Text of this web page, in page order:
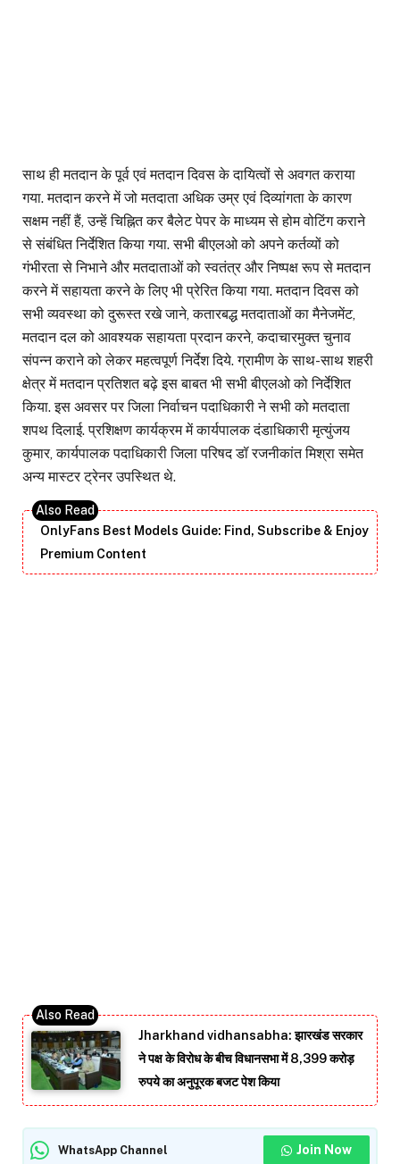
साथ ही मतदान के पूर्व एवं मतदान दिवस के दायित्वों से अवगत कराया
गया. मतदान करने में जो मतदाता अधिक उम्र एवं दिव्यांगता के कारण
सक्षम नहीं हैं, उन्हें चिह्नित कर बैलेट पेपर के माध्यम से होम वोटिंग कराने
से संबंधित निर्देशित किया गया. सभी बीएलओ को अपने कर्तव्यों को
गंभीरता से निभाने और मतदाताओं को स्वतंत्र और निष्पक्ष रूप से मतदान
करने में सहायता करने के लिए भी प्रेरित किया गया. मतदान दिवस को
सभी व्यवस्था को दुरूस्त रखे जाने, कतारबद्ध मतदाताओं का मैनेजमेंट,
मतदान दल को आवश्यक सहायता प्रदान करने, कदाचारमुक्त चुनाव
संपन्न कराने को लेकर महत्वपूर्ण निर्देश दिये. ग्रामीण के साथ-साथ शहरी
क्षेत्र में मतदान प्रतिशत बढ़े इस बाबत भी सभी बीएलओ को निर्देशित
किया. इस अवसर पर जिला निर्वाचन पदाधिकारी ने सभी को मतदाता
शपथ दिलाई. प्रशिक्षण कार्यक्रम में कार्यपालक दंडाधिकारी मृत्युंजय
कुमार, कार्यपालक पदाधिकारी जिला परिषद डॉ रजनीकांत मिश्रा समेत
अन्य मास्टर ट्रेनर उपस्थित थे.
OnlyFans Best Models Guide: Find, Subscribe & Enjoy
Premium Content
Jharkhand vidhansabha: झारखंड सरकार
ने पक्ष के विरोध के बीच विधानसभा में 8,399 करोड़
रुपये का अनुपूरक बजट पेश किया
WhatsApp Channel Join Now